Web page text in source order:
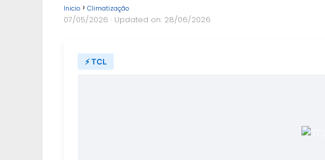
Inicio Climatização
07/05/2026 · Updated on: 28/06/2026
⚡ TCL